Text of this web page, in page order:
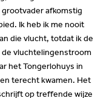
afkomstig
Ik heb ik me nooit
die vlucht, totdat ik de
vluchtelingenstroom
het Tongerlohuys in
terecht kwamen. Het
op treffende wijze